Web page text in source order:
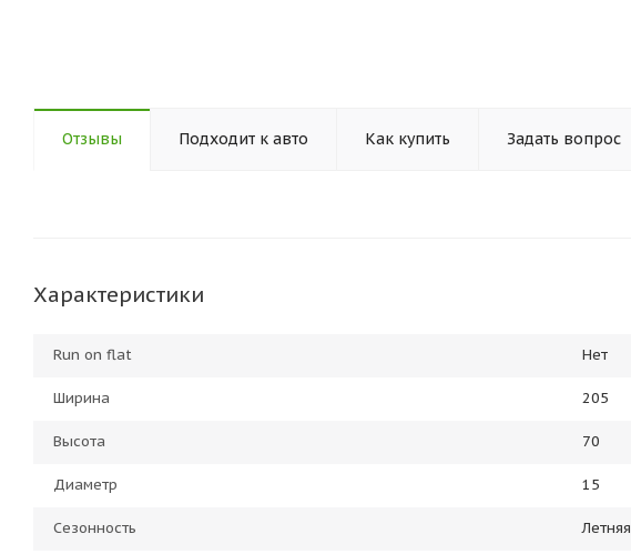
Отзывы Подходит к авто Как купить Задать вопрос
Характеристики
Run on flat Нет
Ширина 205
Высота 70
Диаметр 15
Сезонность Летняя